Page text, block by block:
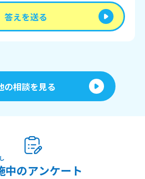
答えを送る
の相談を見る
中のアンケート